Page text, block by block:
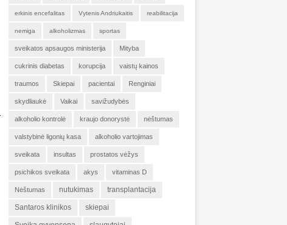
erkinis encefalitas Vytenis Andriukaitis reabilitacija
nemiga alkoholizmas sportas
sveikatos apsaugos ministerija Mityba
cukrinis diabetas korupcija vaistų kainos
traumos Skiepai pacientai Renginiai
skydliaukė Vaikai savižudybės
alkoholio kontrolė kraujo donorystė nėštumas
valstybinė ligonių kasa alkoholio vartojimas
sveikata insultas prostatos vėžys
psichikos sveikata akys vitaminas D
Nėštumas nutukimas transplantacija
Santaros klinikos skiepai